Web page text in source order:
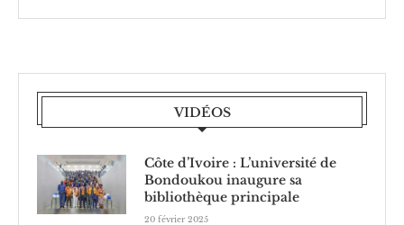
VIDÉOS
Côte d’Ivoire : L’université de
Bondoukou inaugure sa
bibliothèque principale
20 février 2025